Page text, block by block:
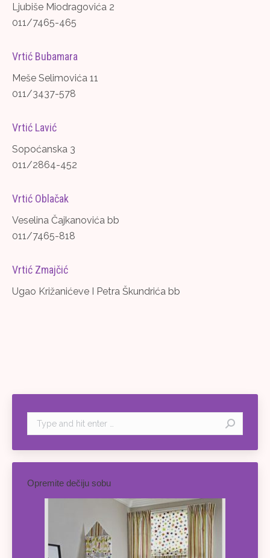
Ljubiše Miodragovića 2
011/7465-465
Vrtić Bubamara
Meše Selimovića 11
011/3437-578
Vrtić Lavić
Sopoćanska 3
011/2864-452
Vrtić Oblačak
Veselina Čajkanovića bb
011/7465-818
Vrtić Zmajčić
Ugao Križanićeve I Petra Škundrića bb
Opremite dečiju sobu